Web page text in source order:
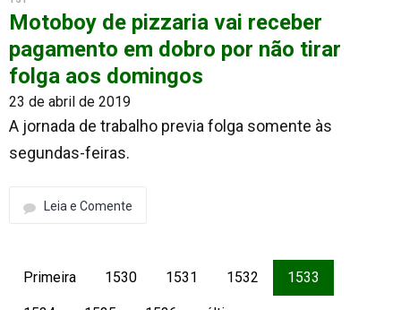
Motoboy de pizzaria vai receber
pagamento em dobro por não tirar
folga aos domingos
23 de abril de 2019
A jornada de trabalho previa folga somente às
segundas-feiras.
Leia e Comente
Primeira 1530 1531 1532 1533